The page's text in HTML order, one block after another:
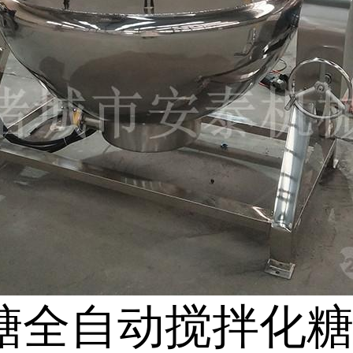
全自动搅拌化